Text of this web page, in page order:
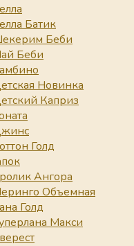
Батик
Беби
Беби
Новинка
Каприз
Голд
Ангора
Объемная
Голд
Макси